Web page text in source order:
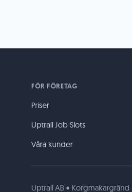
FÖR FÖRETAG
Priser
Uptrail Job Slots
Våra kunder
Uptrail AB • Korgmakargränd